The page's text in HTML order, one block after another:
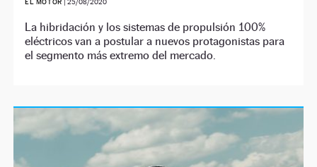
EL MOTOR | 25/08/2020
La hibridación y los sistemas de propulsión 100%
eléctricos van a postular a nuevos protagonistas para
el segmento más extremo del mercado.